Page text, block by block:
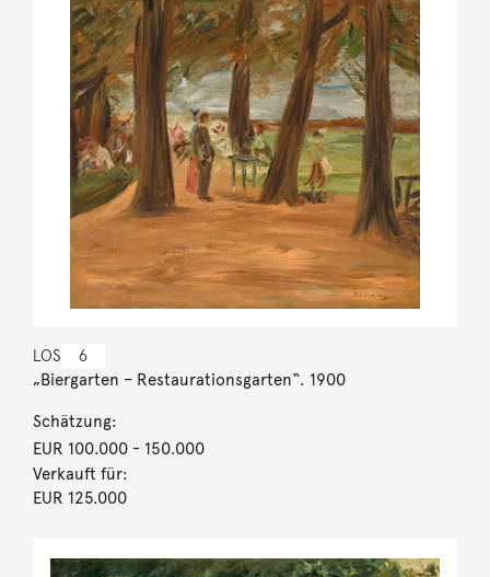
LOS 6
„Biergarten – Restaurationsgarten“. 1900
Schätzung:
EUR 100.000- 150.000
Verkauft für:
EUR 125.000